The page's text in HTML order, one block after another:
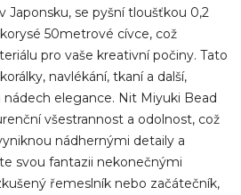
Japonsku, se pyšní tloušťkou 0,2
50metrové cívce, což
pro vaše kreativní počiny. Tato
navlékání, tkaní a další,
elegance. Nit Miyuki Bead
všestrannost a odolnost, což
nádhernými detaily a
svou fantazii nekonečnými
řemeslník nebo začátečník,